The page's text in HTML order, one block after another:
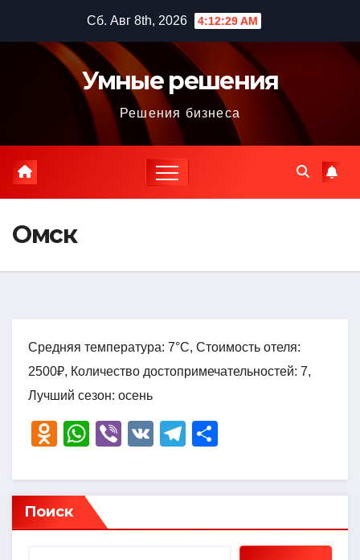
содержимому
Сб. Авг 8th, 2026 4:12:30 AM
Умные решения
Решения бизнеса
Омск
Средняя температура: 7°C, Стоимость отеля:
2500₽, Количество достопримечательностей: 7,
Лучший сезон: осень
O
n
o
kl
W
at
s
A
Vi
er
V
T
e
a
р
в
Поиск